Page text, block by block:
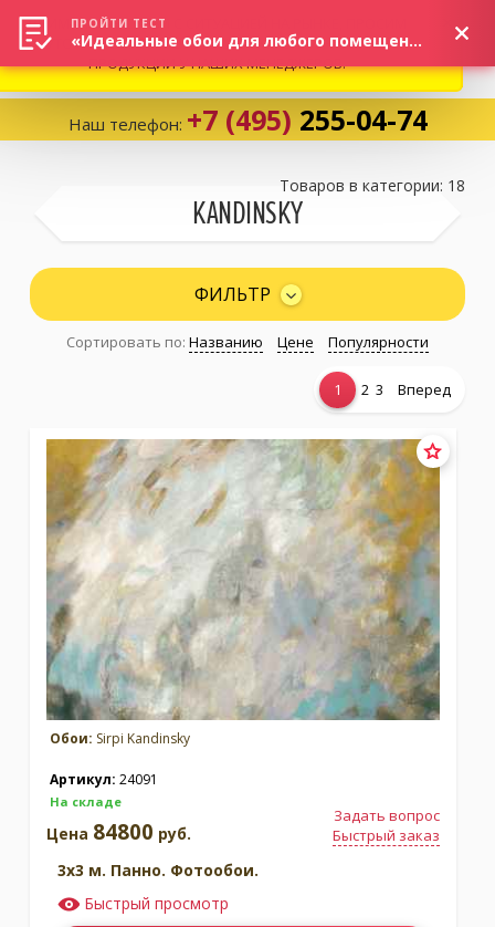
Избранное:0 товаров
Каталог
Личный кабинет
Москва (сменить город)
Заказать обратный звонок
Наш телефон: +7 (495) 255-04-74
KANDINSKY
Товаров в категории: 18
ФИЛЬТР
Сортировать по: Названию Цене Популярности
1 2 3 Вперед
Обои: Sirpi Kandinsky
Артикул: 24091
На складе
Задать вопрос
Быстрый заказ
Цена 84800 руб.
3x3 м. Панно. Фотообои.
Быстрый просмотр
ВНИМАНИЕ! В СВЯЗИ С СИТУАЦИЕЙ НА РЫНКЕ, ПРОСИМ
УТОЧНЯТЬ АКТУАЛЬНУЮ СТОИМОСТЬ И НАЛИЧИЕ
ПРОДУКЦИИ У НАШИХ МЕНЕДЖЕРОВ.
ПРОЙТИ ТЕСТ
«Идеальные обои для любого помещения!»